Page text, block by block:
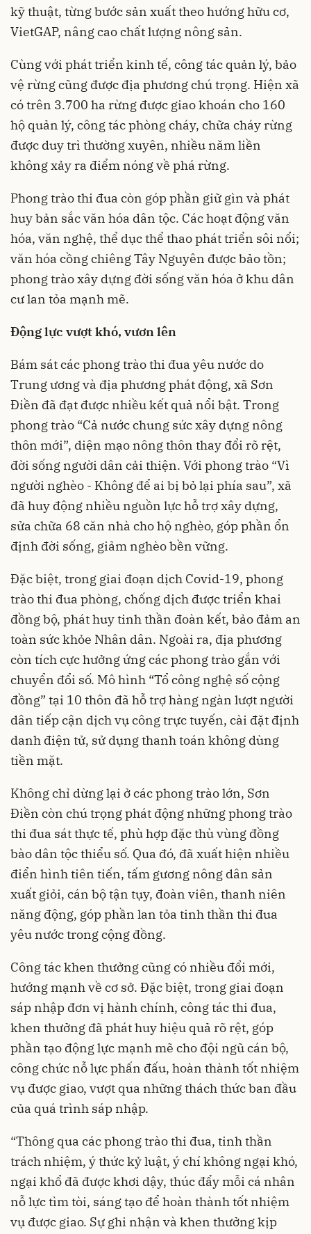
kỹ thuật, từng bước sản xuất theo hướng hữu cơ,
VietGAP, nâng cao chất lượng nông sản.
Cùng với phát triển kinh tế, công tác quản lý, bảo
vệ rừng cũng được địa phương chú trọng. Hiện xã
có trên 3.700 ha rừng được giao khoán cho 160
hộ quản lý, công tác phòng cháy, chữa cháy rừng
được duy trì thường xuyên, nhiều năm liền
không xảy ra điểm nóng về phá rừng.
Phong trào thi đua còn góp phần giữ gìn và phát
huy bản sắc văn hóa dân tộc. Các hoạt động văn
hóa, văn nghệ, thể dục thể thao phát triển sôi nổi;
văn hóa cồng chiêng Tây Nguyên được bảo tồn;
phong trào xây dựng đời sống văn hóa ở khu dân
cư lan tỏa mạnh mẽ.
Động lực vượt khó, vươn lên
Bám sát các phong trào thi đua yêu nước do
Trung ương và địa phương phát động, xã Sơn
Điền đã đạt được nhiều kết quả nổi bật. Trong
phong trào “Cả nước chung sức xây dựng nông
thôn mới”, diện mạo nông thôn thay đổi rõ rệt,
đời sống người dân cải thiện. Với phong trào “Vì
người nghèo - Không để ai bị bỏ lại phía sau”, xã
đã huy động nhiều nguồn lực hỗ trợ xây dựng,
sửa chữa 68 căn nhà cho hộ nghèo, góp phần ổn
định đời sống, giảm nghèo bền vững.
Đặc biệt, trong giai đoạn dịch Covid-19, phong
trào thi đua phòng, chống dịch được triển khai
đồng bộ, phát huy tinh thần đoàn kết, bảo đảm an
toàn sức khỏe Nhân dân. Ngoài ra, địa phương
còn tích cực hưởng ứng các phong trào gắn với
chuyển đổi số. Mô hình “Tổ công nghệ số cộng
đồng” tại 10 thôn đã hỗ trợ hàng ngàn lượt người
dân tiếp cận dịch vụ công trực tuyến, cài đặt định
danh điện tử, sử dụng thanh toán không dùng
tiền mặt.
Không chỉ dừng lại ở các phong trào lớn, Sơn
Điền còn chú trọng phát động những phong trào
thi đua sát thực tế, phù hợp đặc thù vùng đồng
bào dân tộc thiểu số. Qua đó, đã xuất hiện nhiều
điển hình tiên tiến, tấm gương nông dân sản
xuất giỏi, cán bộ tận tụy, đoàn viên, thanh niên
năng động, góp phần lan tỏa tinh thần thi đua
yêu nước trong cộng đồng.
Công tác khen thưởng cũng có nhiều đổi mới,
hướng mạnh về cơ sở. Đặc biệt, trong giai đoạn
sáp nhập đơn vị hành chính, công tác thi đua,
khen thưởng đã phát huy hiệu quả rõ rệt, góp
phần tạo động lực mạnh mẽ cho đội ngũ cán bộ,
công chức nỗ lực phấn đấu, hoàn thành tốt nhiệm
vụ được giao, vượt qua những thách thức ban đầu
của quá trình sáp nhập.
“Thông qua các phong trào thi đua, tinh thần
trách nhiệm, ý thức kỷ luật, ý chí không ngại khó,
ngại khổ đã được khơi dậy, thúc đẩy mỗi cá nhân
nỗ lực tìm tòi, sáng tạo để hoàn thành tốt nhiệm
vụ được giao. Sự ghi nhận và khen thưởng kịp